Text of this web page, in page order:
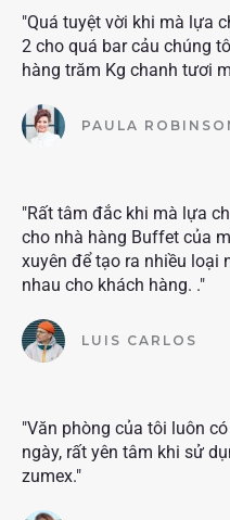
"Quá tuyệt vời khi mà lựa
2 cho quá bar cảu chúng
hàng trăm Kg chanh tươi
PAULA
"Rất tâm đắc khi mà lựa
cho nhà hàng Buffet của
xuyên để tạo ra nhiều loại
nhau cho khách hàng. ."
LUIS CARLOS
"Văn phòng của tôi luôn
ngày, rất yên tâm khi sử
zumex."